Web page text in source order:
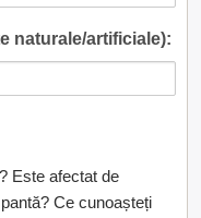
naturale/artificiale):
Este afectat de
Ce cunoașteți